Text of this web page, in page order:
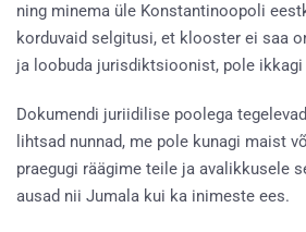
ning minema üle Konstantinoopoli
korduvaid selgitusi, et klooster ei saa
ja loobuda jurisdiktsioonist, pole ikkagi
Dokumendi juriidilise poolega
lihtsad nunnad, me pole kunagi maist
praegugi räägime teile ja avalikkusele
ausad nii Jumala kui ka inimeste ees.